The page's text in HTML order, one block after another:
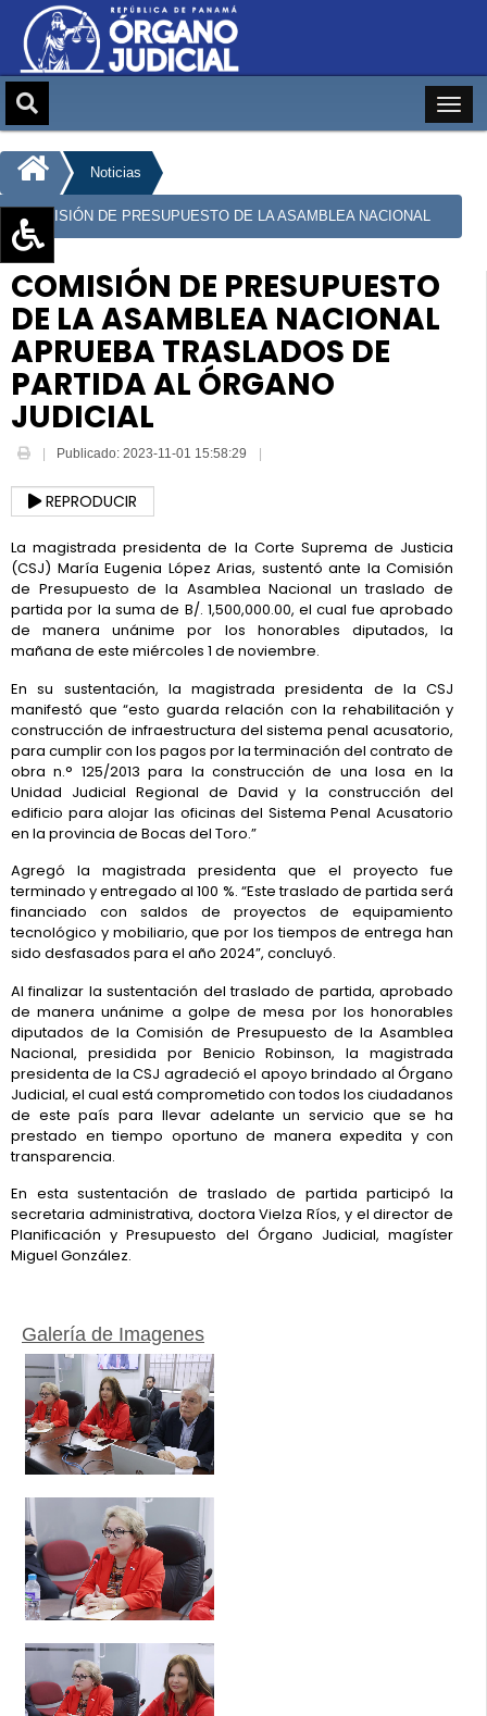
Aumentar texto (+)
Reducir texto (-)
Restablecer texto
Escala de Brillo
Escala de grises
Noticias
COMISIÓN DE PRESUPUESTO DE LA ASAMBLEA NACIONAL
APRUEBA TRASLADOS DE PARTIDA AL ÓRGANO JUDICIAL
COMISIÓN DE PRESUPUESTO
DE LA ASAMBLEA NACIONAL
APRUEBA TRASLADOS DE
PARTIDA AL ÓRGANO
JUDICIAL
Publicado: 2023-11-01 15:58:29
REPRODUCIR
La magistrada presidenta de la Corte Suprema de Justicia
(CSJ) María Eugenia López Arias, sustentó ante la Comisión
de Presupuesto de la Asamblea Nacional un traslado de
partida por la suma de B/. 1,500,000.00, el cual fue aprobado
de manera unánime por los honorables diputados, la
mañana de este miércoles 1 de noviembre.
En su sustentación, la magistrada presidenta de la CSJ
manifestó que “esto guarda relación con la rehabilitación y
construcción de infraestructura del sistema penal acusatorio,
para cumplir con los pagos por la terminación del contrato de
obra n.° 125/2013 para la construcción de una losa en la
Unidad Judicial Regional de David y la construcción del
edificio para alojar las oficinas del Sistema Penal Acusatorio
en la provincia de Bocas del Toro.”
Agregó la magistrada presidenta que el proyecto fue
terminado y entregado al 100 %. “Este traslado de partida será
financiado con saldos de proyectos de equipamiento
tecnológico y mobiliario, que por los tiempos de entrega han
sido desfasados para el año 2024”, concluyó.
Al finalizar la sustentación del traslado de partida, aprobado
de manera unánime a golpe de mesa por los honorables
diputados de la Comisión de Presupuesto de la Asamblea
Nacional, presidida por Benicio Robinson, la magistrada
presidenta de la CSJ agradeció el apoyo brindado al Órgano
Judicial, el cual está comprometido con todos los ciudadanos
de este país para llevar adelante un servicio que se ha
prestado en tiempo oportuno de manera expedita y con
transparencia.
En esta sustentación de traslado de partida participó la
secretaria administrativa, doctora Vielza Ríos, y el director de
Planificación y Presupuesto del Órgano Judicial, magíster
Miguel González.
Galería de Imagenes